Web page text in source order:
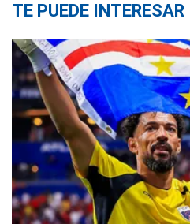
TE PUEDE INTERESAR